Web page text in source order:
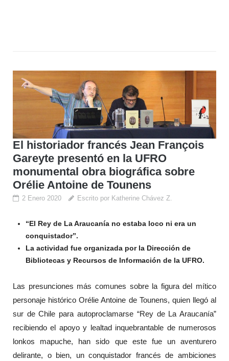
El historiador francés Jean François
Gareyte presentó en la UFRO
monumental obra biográfica sobre
Orélie Antoine de Tounens
2 Enero 2020 Escrito por Katherine Chávez Z.
“El Rey de La Araucanía no estaba loco ni era un
conquistador”.
La actividad fue organizada por la Dirección de
Bibliotecas y Recursos de Información de la UFRO.
Las presunciones más comunes sobre la figura del mítico
personaje histórico Orélie Antoine de Tounens, quien llegó al
sur de Chile para autoproclamarse “Rey de La Araucanía”
recibiendo el apoyo y lealtad inquebrantable de numerosos
lonkos mapuche, han sido que este fue un aventurero
delirante, o bien, un conquistador francés de ambiciones